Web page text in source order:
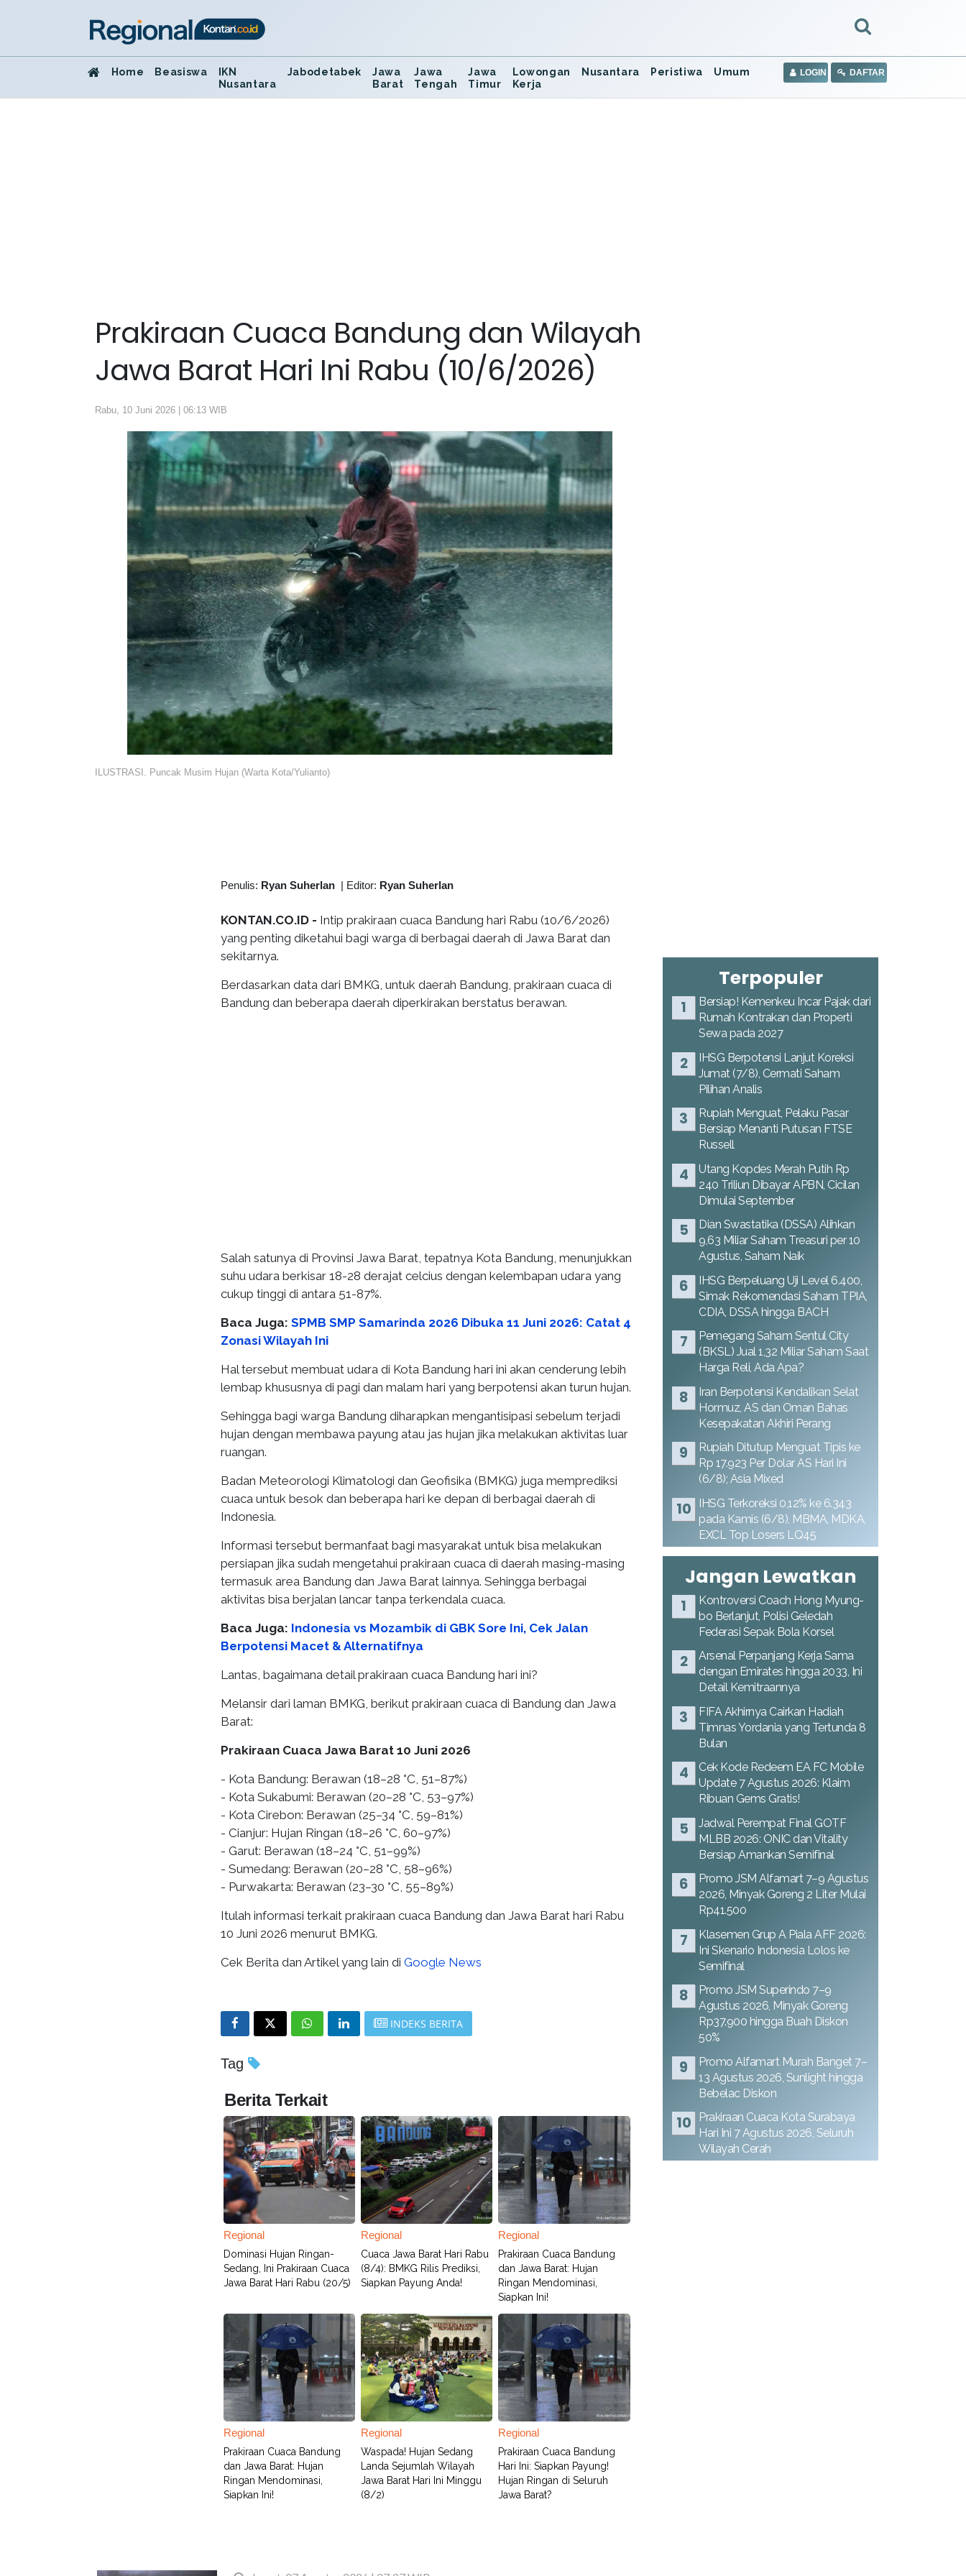
Home Beasiswa
IKN
Nusantara
Jabodetabek
Jawa
Barat
Jawa
Tengah
Jawa
Timur
Lowongan
Kerja
Nusantara Peristiwa Umum LOGIN DAFTAR
Prakiraan Cuaca Bandung dan Wilayah
Jawa Barat Hari Ini Rabu (10/6/2026)
Rabu, 10 Juni 2026 | 06:13 WIB
ILUSTRASI. Puncak Musim Hujan (Warta Kota/Yulianto)
Penulis: Ryan Suherlan | Editor: Ryan Suherlan
KONTAN.CO.ID - Intip prakiraan cuaca Bandung hari Rabu (10/6/2026)
yang penting diketahui bagi warga di berbagai daerah di Jawa Barat dan
sekitarnya.
Berdasarkan data dari BMKG, untuk daerah Bandung, prakiraan cuaca di
Bandung dan beberapa daerah diperkirakan berstatus berawan.
Salah satunya di Provinsi Jawa Barat, tepatnya Kota Bandung, menunjukkan
suhu udara berkisar 18-28 derajat celcius dengan kelembapan udara yang
cukup tinggi di antara 51-87%.
Baca Juga: SPMB SMP Samarinda 2026 Dibuka 11 Juni 2026: Catat 4
Zonasi Wilayah Ini
Hal tersebut membuat udara di Kota Bandung hari ini akan cenderung lebih
lembap khususnya di pagi dan malam hari yang berpotensi akan turun hujan.
Sehingga bagi warga Bandung diharapkan mengantisipasi sebelum terjadi
hujan dengan membawa payung atau jas hujan jika melakukan aktivitas luar
ruangan.
Badan Meteorologi Klimatologi dan Geofisika (BMKG) juga memprediksi
cuaca untuk besok dan beberapa hari ke depan di berbagai daerah di
Indonesia.
Informasi tersebut bermanfaat bagi masyarakat untuk bisa melakukan
persiapan jika sudah mengetahui prakiraan cuaca di daerah masing-masing
termasuk area Bandung dan Jawa Barat lainnya. Sehingga berbagai
aktivitas bisa berjalan lancar tanpa terkendala cuaca.
Baca Juga: Indonesia vs Mozambik di GBK Sore Ini, Cek Jalan
Berpotensi Macet & Alternatifnya
Lantas, bagaimana detail prakiraan cuaca Bandung hari ini?
Melansir dari laman BMKG, berikut prakiraan cuaca di Bandung dan Jawa
Barat:
Prakiraan Cuaca Jawa Barat 10 Juni 2026
- Kota Bandung: Berawan (18–28 °C, 51–87%)
- Kota Sukabumi: Berawan (20–28 °C, 53–97%)
- Kota Cirebon: Berawan (25–34 °C, 59–81%)
- Cianjur: Hujan Ringan (18–26 °C, 60–97%)
- Garut: Berawan (18–24 °C, 51–99%)
- Sumedang: Berawan (20–28 °C, 58–96%)
- Purwakarta: Berawan (23–30 °C, 55–89%)
Itulah informasi terkait prakiraan cuaca Bandung dan Jawa Barat hari Rabu
10 Juni 2026 menurut BMKG.
Cek Berita dan Artikel yang lain di Google News
INDEKS BERITA
Tag
Berita Terkait
Regional
Dominasi Hujan Ringan-
Sedang, Ini Prakiraan Cuaca
Jawa Barat Hari Rabu (20/5)
Regional
Cuaca Jawa Barat Hari Rabu
(8/4): BMKG Rilis Prediksi,
Siapkan Payung Anda!
Regional
Prakiraan Cuaca Bandung
dan Jawa Barat: Hujan
Ringan Mendominasi,
Siapkan Ini!
Regional
Prakiraan Cuaca Bandung
dan Jawa Barat: Hujan
Ringan Mendominasi,
Siapkan Ini!
Regional
Waspada! Hujan Sedang
Landa Sejumlah Wilayah
Jawa Barat Hari Ini Minggu
(8/2)
Regional
Prakiraan Cuaca Bandung
Hari Ini: Siapkan Payung!
Hujan Ringan di Seluruh
Jawa Barat?
Terpopuler
Bersiap! Kemenkeu Incar Pajak dari
Rumah Kontrakan dan Properti
Sewa pada 2027
IHSG Berpotensi Lanjut Koreksi
Jumat (7/8), Cermati Saham
Pilihan Analis
Rupiah Menguat, Pelaku Pasar
Bersiap Menanti Putusan FTSE
Russell
Utang Kopdes Merah Putih Rp
240 Triliun Dibayar APBN, Cicilan
Dimulai September
Dian Swastatika (DSSA) Alihkan
9,63 Miliar Saham Treasuri per 10
Agustus, Saham Naik
IHSG Berpeluang Uji Level 6.400,
Simak Rekomendasi Saham TPIA,
CDIA, DSSA hingga BACH
Pemegang Saham Sentul City
(BKSL) Jual 1,32 Miliar Saham Saat
Harga Reli, Ada Apa?
Iran Berpotensi Kendalikan Selat
Hormuz, AS dan Oman Bahas
Kesepakatan Akhiri Perang
Rupiah Ditutup Menguat Tipis ke
Rp 17.923 Per Dolar AS Hari Ini
(6/8); Asia Mixed
IHSG Terkoreksi 0,12% ke 6.343
pada Kamis (6/8), MBMA, MDKA,
EXCL Top Losers LQ45
Jangan Lewatkan
Kontroversi Coach Hong Myung-
bo Berlanjut, Polisi Geledah
Federasi Sepak Bola Korsel
Arsenal Perpanjang Kerja Sama
dengan Emirates hingga 2033, Ini
Detail Kemitraannya
FIFA Akhirnya Cairkan Hadiah
Timnas Yordania yang Tertunda 8
Bulan
Cek Kode Redeem EA FC Mobile
Update 7 Agustus 2026: Klaim
Ribuan Gems Gratis!
Jadwal Perempat Final GOTF
MLBB 2026: ONIC dan Vitality
Bersiap Amankan Semifinal
Promo JSM Alfamart 7–9 Agustus
2026, Minyak Goreng 2 Liter Mulai
Rp41.500
Klasemen Grup A Piala AFF 2026:
Ini Skenario Indonesia Lolos ke
Semifinal
Promo JSM Superindo 7–9
Agustus 2026, Minyak Goreng
Rp37.900 hingga Buah Diskon
50%
Promo Alfamart Murah Banget 7–
13 Agustus 2026, Sunlight hingga
Bebelac Diskon
Prakiraan Cuaca Kota Surabaya
Hari Ini 7 Agustus 2026, Seluruh
Wilayah Cerah